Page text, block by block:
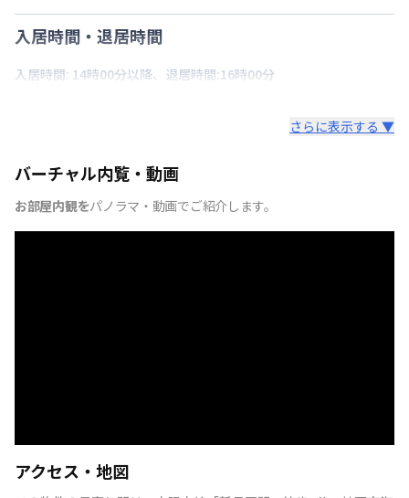
入居時間・退居時間
入居時間: 14時00分以降、退居時間:16時00分
さらに表示する ▼
バーチャル内覧・動画
お部屋内観をパノラマ・動画でご紹介します。
アクセス・地図